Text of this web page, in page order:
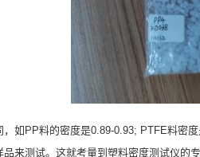
如PP料的密度是0.89-0.93; PTFE料密
来测试。这就考量到塑料密度测试仪的专